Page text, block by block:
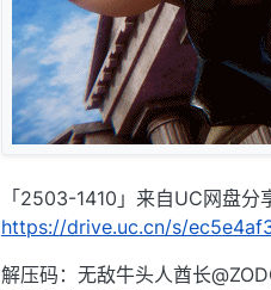
「2503-1410」来自UC网盘分
https://drive.uc.cn/s/
解压码：无敌牛头人酋长